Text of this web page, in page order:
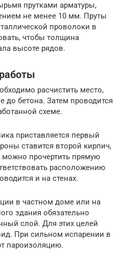
прутками арматуры,
не менее 10 мм. Пруты
проволоки в
чтобы толщина
высоте рядов.
расчистить место,
до бетона. Затем проводится
схеме.
приставляется первый
ставится второй кирпич,
можно прочертить прямую
расположению
и на стенах.
в частном доме или на
здания обязательно
слой. Для этих целей
При сильном испарении в
пароизоляцию.